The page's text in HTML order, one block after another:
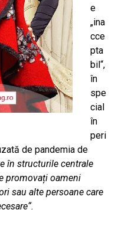
e
„ina
cce
pta
bil“,
în
spe
cial
în
peri
de pandemia de
în structurile centrale
promovați oameni
sau alte persoane care